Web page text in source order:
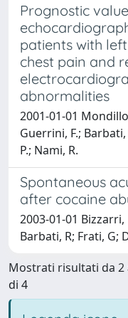
Prognostic
patients with
chest pain and
abnormalities
2001-01-01
Guerrini, F.;
P.; Nami, R.
Spontaneous
after cocaine
2003-01-01
Barbati, R; Frati, G;
Mostrati risultati da 2
di 4